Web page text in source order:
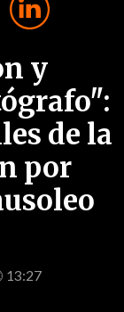
y
de la
por
13:27